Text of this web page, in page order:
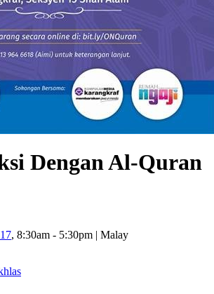
Dengan Al-Quran
, 8:30am - 5:30pm | Malay